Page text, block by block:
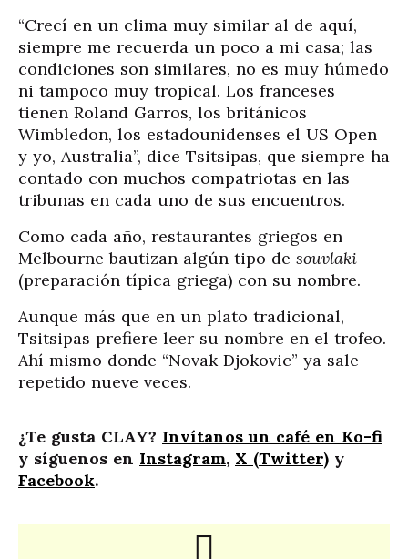
“Crecí en un clima muy similar al de aquí,
siempre me recuerda un poco a mi casa; las
condiciones son similares, no es muy húmedo
ni tampoco muy tropical. Los franceses
tienen Roland Garros, los británicos
Wimbledon, los estadounidenses el US Open
y yo, Australia”, dice Tsitsipas, que siempre ha
contado con muchos compatriotas en las
tribunas en cada uno de sus encuentros.
Como cada año, restaurantes griegos en
Melbourne bautizan algún tipo de souvlaki
(preparación típica griega) con su nombre.
Aunque más que en un plato tradicional,
Tsitsipas prefiere leer su nombre en el trofeo.
Ahí mismo donde “Novak Djokovic” ya sale
repetido nueve veces.
¿Te gusta CLAY? Invítanos un café en Ko-fi
y síguenos en Instagram, X (Twitter) y
Facebook.